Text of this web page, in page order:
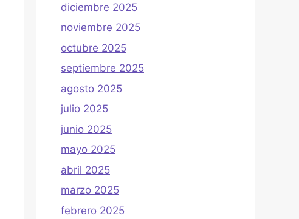
diciembre 2025
noviembre 2025
octubre 2025
septiembre 2025
agosto 2025
julio 2025
junio 2025
mayo 2025
abril 2025
marzo 2025
febrero 2025